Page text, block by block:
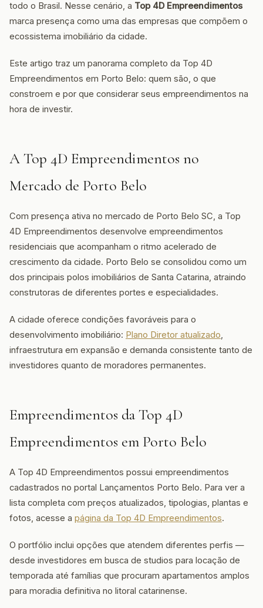
todo o Brasil. Nesse cenário, a Top 4D Empreendimentos
marca presença como uma das empresas que compõem o
ecossistema imobiliário da cidade.
Este artigo traz um panorama completo da Top 4D
Empreendimentos em Porto Belo: quem são, o que
constroem e por que considerar seus empreendimentos na
hora de investir.
A Top 4D Empreendimentos no
Mercado de Porto Belo
Com presença ativa no mercado de Porto Belo SC, a Top
4D Empreendimentos desenvolve empreendimentos
residenciais que acompanham o ritmo acelerado de
crescimento da cidade. Porto Belo se consolidou como um
dos principais polos imobiliários de Santa Catarina, atraindo
construtoras de diferentes portes e especialidades.
A cidade oferece condições favoráveis para o
desenvolvimento imobiliário: Plano Diretor atualizado,
infraestrutura em expansão e demanda consistente tanto de
investidores quanto de moradores permanentes.
Empreendimentos da Top 4D
Empreendimentos em Porto Belo
A Top 4D Empreendimentos possui empreendimentos
cadastrados no portal Lançamentos Porto Belo. Para ver a
lista completa com preços atualizados, tipologias, plantas e
fotos, acesse a página da Top 4D Empreendimentos.
O portfólio inclui opções que atendem diferentes perfis —
desde investidores em busca de studios para locação de
temporada até famílias que procuram apartamentos amplos
para moradia definitiva no litoral catarinense.